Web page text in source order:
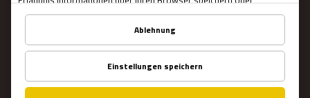
Datenschutz
FAQ
Franchise